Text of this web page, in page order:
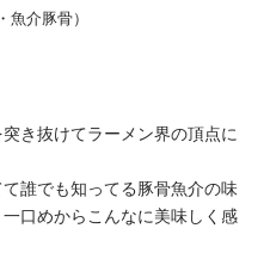
介豚骨）
き抜けてラーメン界の頂点に
誰でも知ってる豚骨魚介の味
口めからこんなに美味しく感